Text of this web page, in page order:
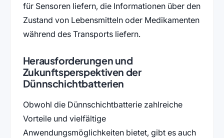
für Sensoren liefern, die Informationen über den
Zustand von Lebensmitteln oder Medikamenten
während des Transports liefern.
Herausforderungen und
Zukunftsperspektiven der
Dünnschichtbatterien
Obwohl die Dünnschichtbatterie zahlreiche
Vorteile und vielfältige
Anwendungsmöglichkeiten bietet, gibt es auch